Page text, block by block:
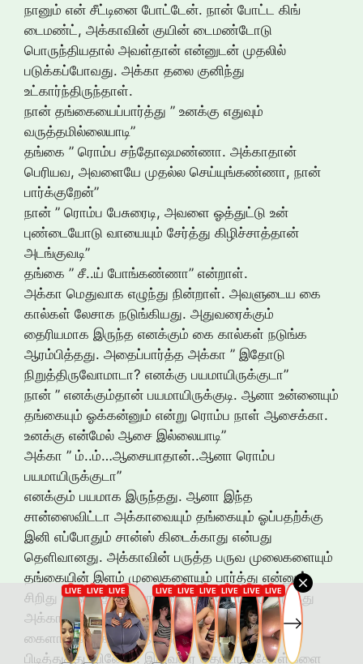
நானும் என் சீட்டினை போட்டேன். நான் போட்ட கிங்
டைமண்ட், அக்காவின் குயின் டைமண்டோடு
பொருந்தியதால் அவள்தான் என்னுடன் முதலில்
படுக்கப்போவது. அக்கா தலை குனிந்து
உட்கார்ந்திருந்தாள்.
நான் தங்கையைப்பார்த்து ” உனக்கு எதுவும்
வருத்தமில்லையாடி”
தங்கை ” ரொம்ப சந்தோஷமண்ணா. அக்காதான்
பெரியவ, அவளையே முதல்ல செய்யுங்கண்ணா, நான்
பார்க்குறேன்”
நான் ” ரொம்ப பேசுரைடி, அவளை ஓத்துட்டு உன்
புண்டையோடு வாயையும் சேர்த்து கிழிச்சாத்தான்
அடங்குவடி”
தங்கை ” சீ..ய் போங்கண்ணா” என்றாள்.
அக்கா மெதுவாக எழுந்து நின்றாள். அவளுடைய கை
கால்கள் லேசாக நடுங்கியது. அதுவரைக்கும்
தைரியமாக இருந்த எனக்கும் கை கால்கள் நடுங்க
ஆரம்பித்தது. அதைப்பார்த்த அக்கா ” இதோடு
நிறுத்திருவோமாடா? எனக்கு பயமாயிருக்குடா”
நான் ” எனக்கும்தான் பயமாயிருக்குடி. ஆனா உன்னையும்
தங்கையும் ஓக்கன்னும் என்று ரொம்ப நாள் ஆசைக்கா.
உனக்கு என்மேல் ஆசை இல்லையாடி”
அக்கா ” ம்..ம்…ஆசையாதான்..ஆனா ரொம்ப
பயமாயிருக்குடா”
எனக்கும் பயமாக இருந்தது. ஆனா இந்த
சான்ஸைவிட்டா அக்காவையும் தங்கையும் ஓப்பதற்க்கு
இனி எப்போதும் சான்ஸ் கிடைக்காது என்பது
தெளிவானது. அக்காவின் பருத்த பருவ முலைகளையும்
தங்கையின் இளம் முலைகளையும் பார்த்து என்னுள்
சிறிது தைரியத்தை வரவழைத்துக்கொண்டு எழுந்து
அக்காவின் முன்னால் நின்றேன். எனது நடுங்கும்
கைளால் அக்காவின் நடுங்கும் கைகளை
பிடித்துத்தடவினேன். இதுவரை தொடாத தோள்களை